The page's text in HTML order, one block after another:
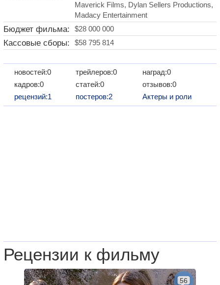
Maverick Films, Dylan Sellers Productions,
Madacy Entertainment
Бюджет фильма: $28 000 000
Кассовые сборы: $58 795 814
новостей:0
кадров:0
рецензий:1
трейлеров:0
статей:0
постеров:2
наград:0
отзывов:0
Актеры и роли
Рецензии к фильму
56